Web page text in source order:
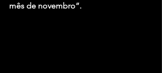
mês de novembro”.